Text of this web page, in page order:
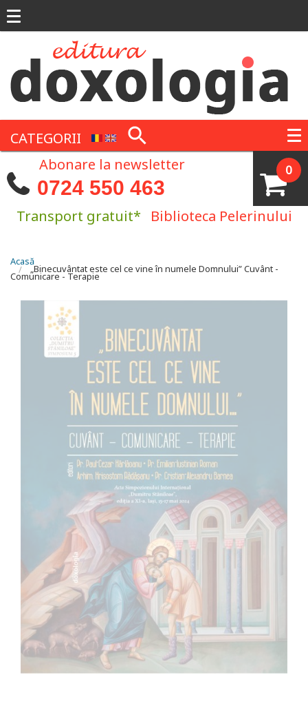
CATEGORII
0
Abonare la newsletter
0724 550 463
Transport gratuit* Biblioteca Pelerinului
Eşti aici
Acasă
„Binecuvântat este cel ce vine în numele Domnului” Cuvânt -
Comunicare - Terapie